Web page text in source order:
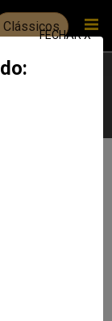
FECHAR X
Clássicos
QUE VOCÊ